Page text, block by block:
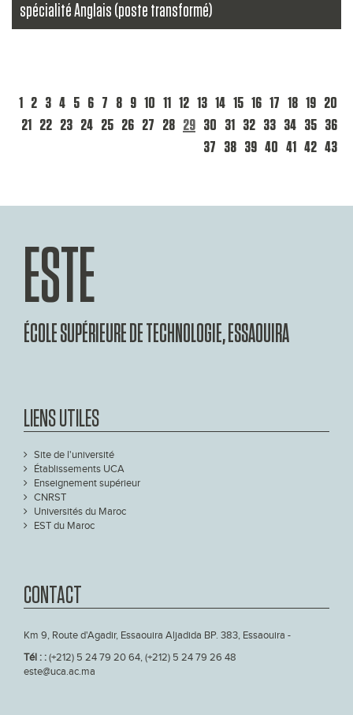
spécialité Anglais (poste transformé)
1 2 3 4 5 6 7 8 9 10 11 12 13 14 15 16 17 18 19 20
21
22 23 24 25 26 27 28 29 30 31 32 33 34 35 36
37 38 39 40 41 42 43
ESTE
ÉCOLE SUPÉRIEURE DE TECHNOLOGIE, ESSAOUIRA
LIENS UTILES
Site de l'université
Établissements UCA
Enseignement supérieur
CNRST
Universités du Maroc
EST du Maroc
CONTACT
Km 9, Route d'Agadir, Essaouira Aljadida BP. 383, Essaouira -
Tél : :(+212) 5 24 79 20 64, (+212) 5 24 79 26 48
este@uca.ac.ma